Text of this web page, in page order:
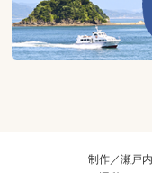
制作／瀬戸